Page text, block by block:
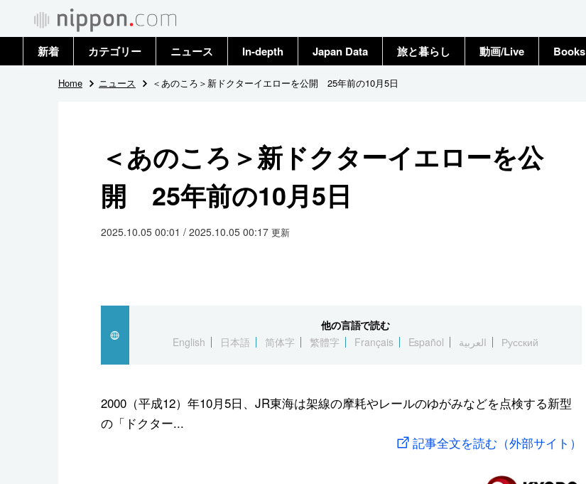
新着 カテゴリー
政治・外交
国際
社会
文化
スポーツ・東京2020
ニュース
トップ
In-depth Japan Data 旅と暮らし 動画/Live Books
Home ニュース ＜あのころ＞新ドクターイエローを公開 25年前の10月5日
＜あのころ＞新ドクターイエローを公
開 25年前の10月5日
2025.10.05 00:01 / 2025.10.05 00:17 更新
他の言語で読む
English
日本語 简体字 繁體字 Français Español العربية Русский
2000（平成12）年10月5日、JR東海は架線の摩耗やレールのゆがみなどを点検する新型
の「ドクター...
記事全文を読む（外部サイト）